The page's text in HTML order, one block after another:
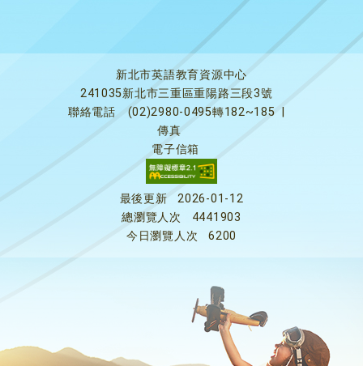
新北市英語教育資源中心
241035新北市三重區重陽路三段3號
聯絡電話
(02)2980-0495轉182~185
傳真
電子信箱
最後更新
2026-01-12
總瀏覽人次
4441903
今日瀏覽人次
6200